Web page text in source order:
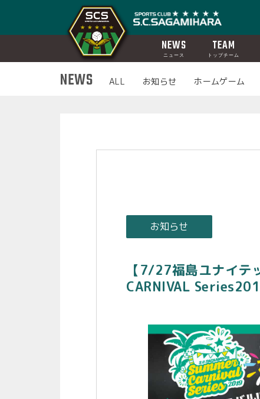
NEWS
ニュース
TEAM
トップチーム
NEWS ALL お知らせ ホームゲーム
お知らせ
【7/27福島ユナイテ
CARNIVAL